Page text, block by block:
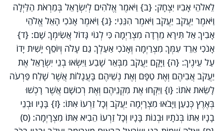
לֵאלֹהֵי אָבִיו יִצְחָק: {ב} וַיֹּאמֶר אֱלֹהִים לְיִשְׂרָאֵל בְּמַרְאֹת הַלַּיְלָה
וַיֹּאמֶר יַעֲקֹב יַעֲקֹב וַיֹּאמֶר הִנֵּנִי: {ג} וַיֹּאמֶר אָנֹכִי הָאֵל אֱלֹהֵי
אָבִיךָ אַל תִּירָא מֵרְדָה מִצְרַיְמָה כִּי לְגוֹי גָּדוֹל אֲשִׂימְךָ שָׁם: {ד}
אָנֹכִי אֵרֵד עִמְּךָ מִצְרַיְמָה וְאָנֹכִי אַעַלְךָ גַם עָלֹה וְיוֹסֵף יָשִׁית יָדוֹ
עַל עֵינֶיךָ: {ה} וַיָּקָם יַעֲקֹב מִבְּאֵר שָׁבַע וַיִּשְׂאוּ בְנֵי יִשְׂרָאֵל אֶת
יַעֲקֹב אֲבִיהֶם וְאֶת טַפָּם וְאֶת נְשֵׁיהֶם בָּעֲגָלוֹת אֲשֶׁר שָׁלַח פַּרְעֹה
לָשֵׂאת אֹתוֹ: {ו} וַיִּקְחוּ אֶת מִקְנֵיהֶם וְאֶת רְכוּשָׁם אֲשֶׁר רָכְשׁוּ
בְּאֶרֶץ כְּנַעַן וַיָּבֹאוּ מִצְרָיְמָה יַעֲקֹב וְכָל זַרְעוֹ אִתּוֹ: {ז} בָּנָיו וּבְנֵי
בָנָיו אִתּוֹ בְּנֹתָיו וּבְנוֹת בָּנָיו וְכָל זַרְעוֹ הֵבִיא אִתּוֹ מִצְרָיְמָה: (ס)